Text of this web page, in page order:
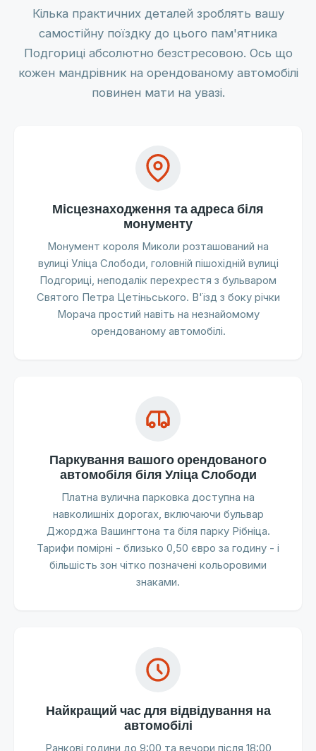
Кілька практичних деталей зроблять вашу
самостійну поїздку до цього пам'ятника
Подгориці абсолютно безстресовою. Ось що
кожен мандрівник на орендованому автомобілі
повинен мати на увазі.
Місцезнаходження та адреса біля
монументу
Монумент короля Миколи розташований на
вулиці Уліца Слободи, головній пішохідній вулиці
Подгориці, неподалік перехрестя з бульваром
Святого Петра Цетіньського. В'їзд з боку річки
Морача простий навіть на незнайомому
орендованому автомобілі.
Паркування вашого орендованого
автомобіля біля Уліца Слободи
Платна вулична парковка доступна на
навколишніх дорогах, включаючи бульвар
Джорджа Вашингтона та біля парку Рібніца.
Тарифи помірні - близько 0,50 євро за годину - і
більшість зон чітко позначені кольоровими
знаками.
Найкращий час для відвідування на
автомобілі
Ранкові години до 9:00 та вечори після 18:00